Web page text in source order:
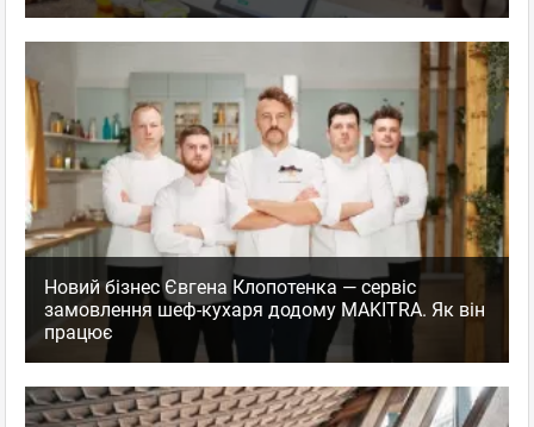
Новий бізнес Євгена Клопотенка — сервіс
замовлення шеф-кухаря додому MAKITRA. Як він
працює